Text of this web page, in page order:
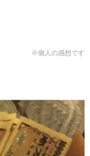
※個人の感想です